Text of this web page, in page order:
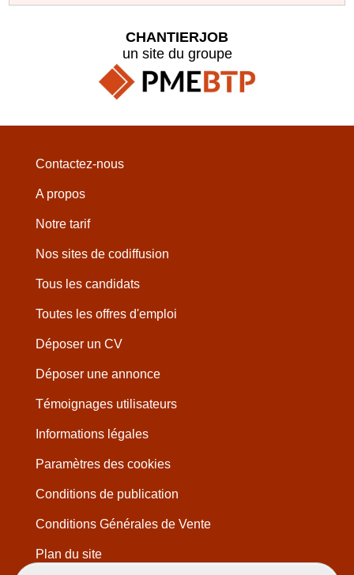
CHANTIERJOB
un site du groupe
Contactez-nous
A propos
Notre tarif
Nos sites de codiffusion
Tous les candidats
Toutes les offres d'emploi
Déposer un CV
Déposer une annonce
Témoignages utilisateurs
Informations légales
Paramètres des cookies
Conditions de publication
Conditions Générales de Vente
Plan du site